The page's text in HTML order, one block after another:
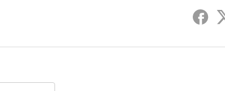
페이스북